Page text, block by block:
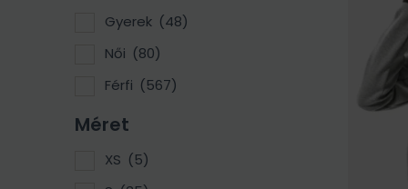
Gyerek (48)
Női (80)
Férfi (567)
Méret
XS (5)